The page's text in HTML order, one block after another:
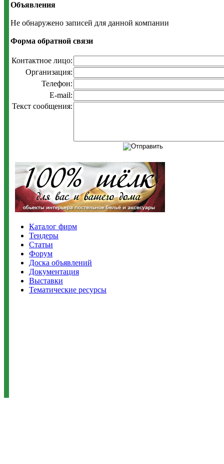
Объявления
Не обнаружено записей для данной компании
Форма обратной связи
Контактное лицо:
Организация:
Телефон:
E-mail:
Текст сообщения:
Каталог фирм
Тендеры
Статьи
Форум
Доска объявлений
Документация
Выставки
Тематические ресурсы